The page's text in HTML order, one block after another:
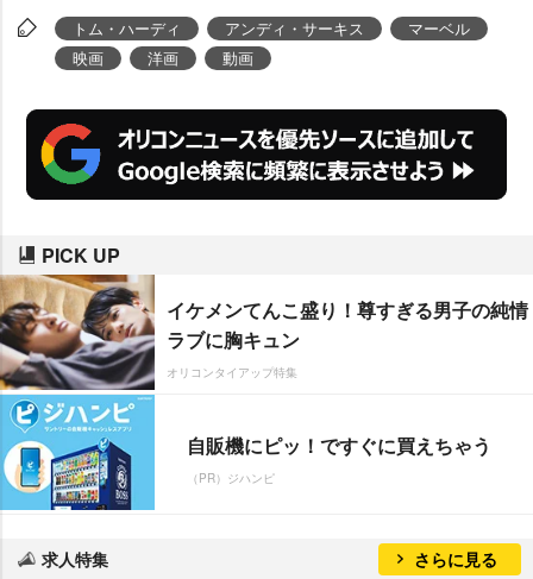
映像が解禁となった。
トム・ハーディ アンディ・サーキス
マーベル
映画
洋画 動画
PICK UP
イケメンてんこ盛り！尊すぎる男子の純情
ラブに胸キュン
オリコンタイアップ特集
自販機にピッ！ですぐに買えちゃう
（PR）ジハンピ
求人特集 さらに見る